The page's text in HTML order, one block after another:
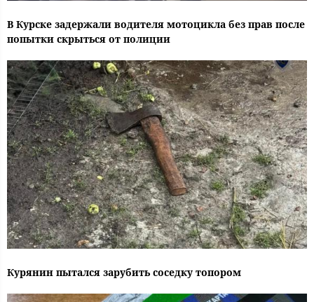
В Курске задержали водителя мотоцикла без прав после
попытки скрыться от полиции
Курянин пытался зарубить соседку топором